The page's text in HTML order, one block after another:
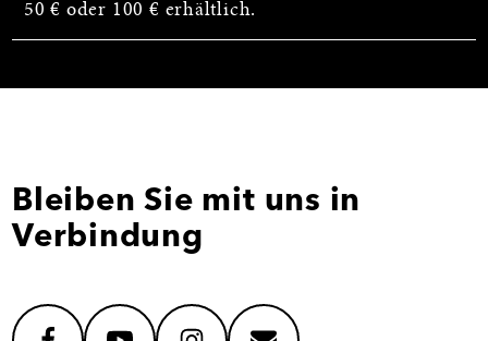
50 € oder 100 € erhältlich.
Bleiben Sie mit uns in
Verbindung